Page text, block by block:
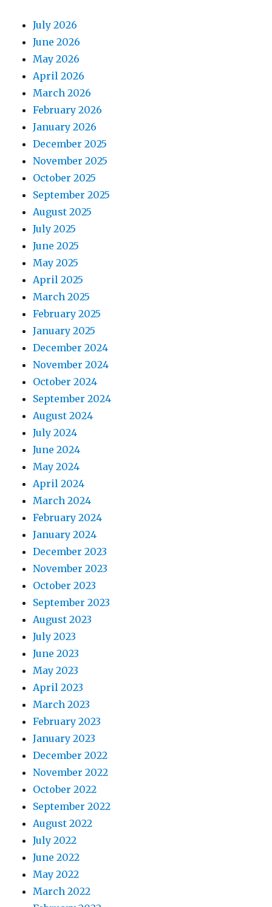
July 2026
June 2026
May 2026
April 2026
March 2026
February 2026
January 2026
December 2025
November 2025
October 2025
September 2025
August 2025
July 2025
June 2025
May 2025
April 2025
March 2025
February 2025
January 2025
December 2024
November 2024
October 2024
September 2024
August 2024
July 2024
June 2024
May 2024
April 2024
March 2024
February 2024
January 2024
December 2023
November 2023
October 2023
September 2023
August 2023
July 2023
June 2023
May 2023
April 2023
March 2023
February 2023
January 2023
December 2022
November 2022
October 2022
September 2022
August 2022
July 2022
June 2022
May 2022
March 2022